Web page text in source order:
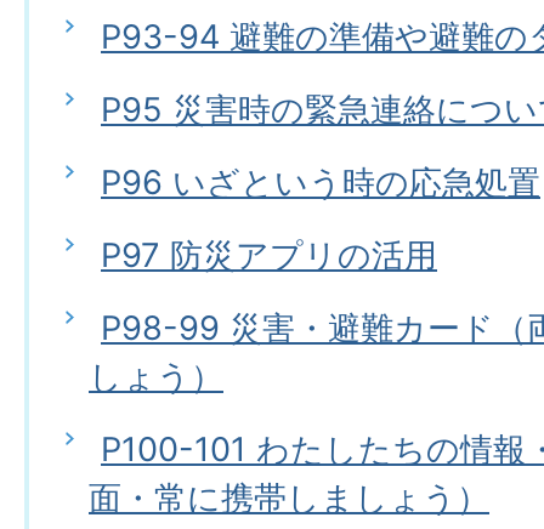
P93-94 避難の準備や避難の
P95 災害時の緊急連絡につ
P96 いざという時の応急処置
P97 防災アプリの活用
P98-99 災害・避難カード（
しょう）
P100-101 わたしたちの情報
面・常に携帯しましょう）